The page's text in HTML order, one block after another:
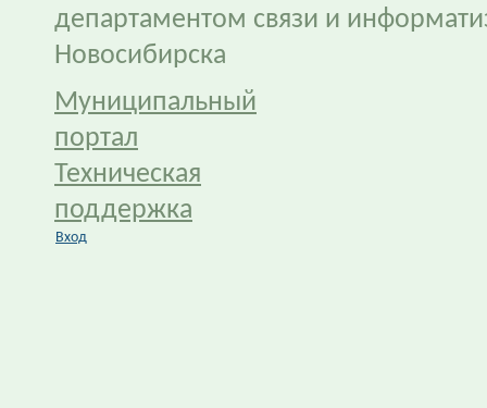
департаментом связи и
Новосибирска
Муниципальный
портал
Техническая
поддержка
Вход